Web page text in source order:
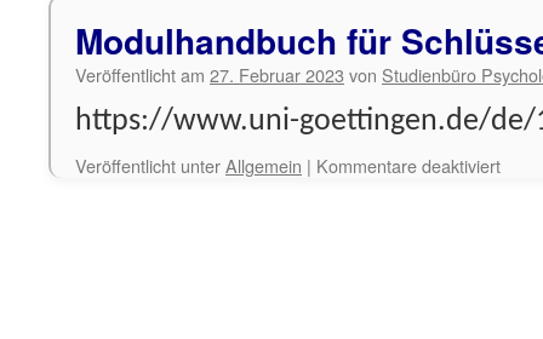
Modulhandbuch für
Veröffentlicht am 27. Februar 2023 von Studienbüro
https://www.uni-goettingen.de/de/
Veröffentlicht unterAllgemein | Kommentare deaktiviertfür